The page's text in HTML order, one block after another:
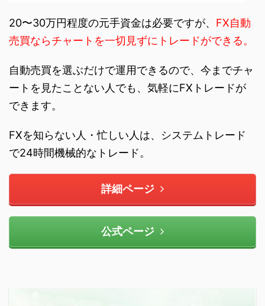
20〜30万円程度の元手資金は必要ですが、 FX自動
売買ならチャートを一切見ずにトレードができる。
自動売買を選ぶだけで運用できるので、今までチャ
ートを見たことない人でも、気軽にFXトレードが
できます。
FXを知らない人・忙しい人は、システムトレード
で24時間機械的なトレード。
詳細ページ
公式ページ